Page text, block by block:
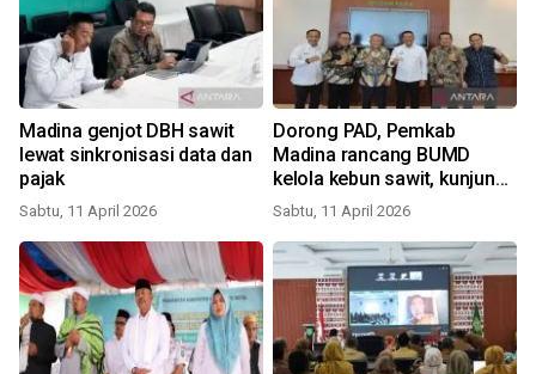
Madina genjot DBH sawit
lewat sinkronisasi data dan
pajak
Sabtu, 11 April 2026
Dorong PAD, Pemkab
Madina rancang BUMD
kelola kebun sawit, kunjungi
Agrinas Palma Nusantara
Sabtu, 11 April 2026